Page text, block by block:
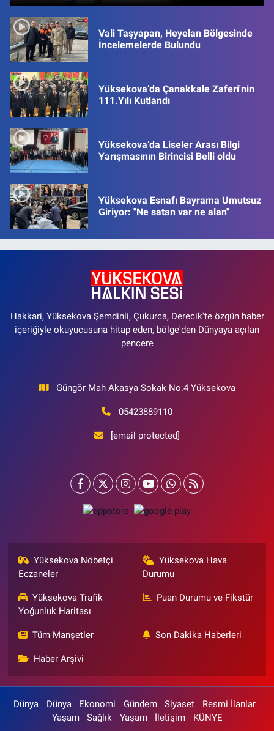
Vali Taşyapan, Heyelan Bölgesinde
İncelemelerde Bulundu
Yüksekova’da Çanakkale Zaferi'nin
111.Yılı Kutlandı
Yüksekova’da Liseler Arası Bilgi
Yarışmasının Birincisi Belli oldu
Yüksekova Esnafı Bayrama Umutsuz
Giriyor: "Ne satan var ne alan"
Hakkari, Yüksekova Şemdinli, Çukurca, Derecik'te özgün haber
içeriğiyle okuyucusuna hitap eden, bölge'den Dünyaya açılan
pencere
Güngör Mah Akasya Sokak No:4 Yüksekova
05423889110
[email protected]
Yüksekova Nöbetçi
Eczaneler
Yüksekova Hava
Durumu
Yüksekova Trafik
Yoğunluk Haritası
Puan Durumu ve Fikstür
Tüm Manşetler Son Dakika Haberleri
Haber Arşivi
Dünya Dünya Ekonomi Gündem Siyaset
Resmi İlanlar
Yaşam
Sağlık Yaşam İletişim KÜNYE